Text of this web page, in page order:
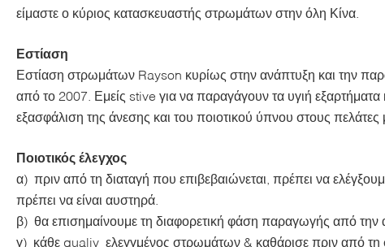
είμαστε ο κύριος κατασκευαστής στρωμάτων στην όλη Κίνα.
Εστίαση
Εστίαση στρωμάτων Rayson κυρίως στην ανάπτυξη και την
από το 2007. Εμείς stive για να παραγάγουν τα υγιή
εξασφάλιση της άνεσης και του ποιοτικού ύπνου στους πελάτες
Ποιοτικός έλεγχος
α) πριν από τη διαταγή που επιβεβαιώνεται, πρέπει να
πρέπει να είναι αυστηρά.
β) θα επισημαίνουμε τη διαφορετική φάση παραγωγής από την
γ) κάθε qualiy ελεγγμένος στρωμάτων & καθάρισε πριν από τη